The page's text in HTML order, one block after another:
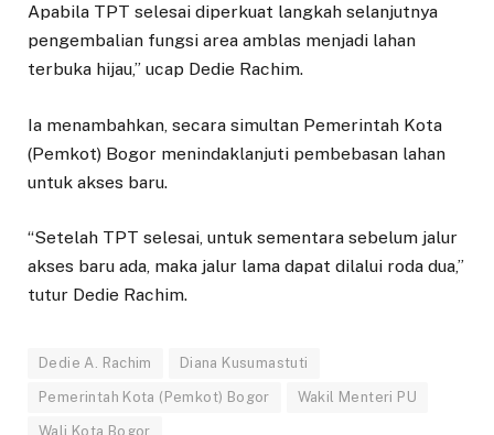
Apabila TPT selesai diperkuat langkah selanjutnya
pengembalian fungsi area amblas menjadi lahan
terbuka hijau,” ucap Dedie Rachim.
Ia menambahkan, secara simultan Pemerintah Kota
(Pemkot) Bogor menindaklanjuti pembebasan lahan
untuk akses baru.
“Setelah TPT selesai, untuk sementara sebelum jalur
akses baru ada, maka jalur lama dapat dilalui roda dua,”
tutur Dedie Rachim.
Dedie A. Rachim Diana Kusumastuti
Pemerintah Kota (Pemkot) Bogor Wakil Menteri PU
Wali Kota Bogor